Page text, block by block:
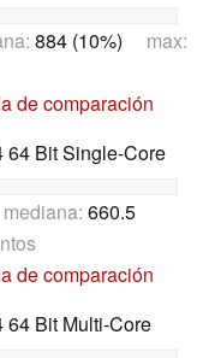
884 (10%) max:
de comparación
64 Bit Single-Core
660.5
de comparación
64 Bit Multi-Core